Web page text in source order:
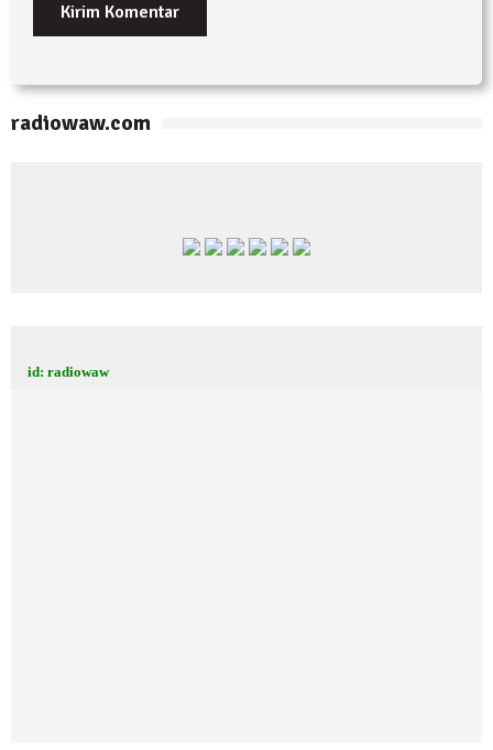
radiowaw.com
id: radiowaw